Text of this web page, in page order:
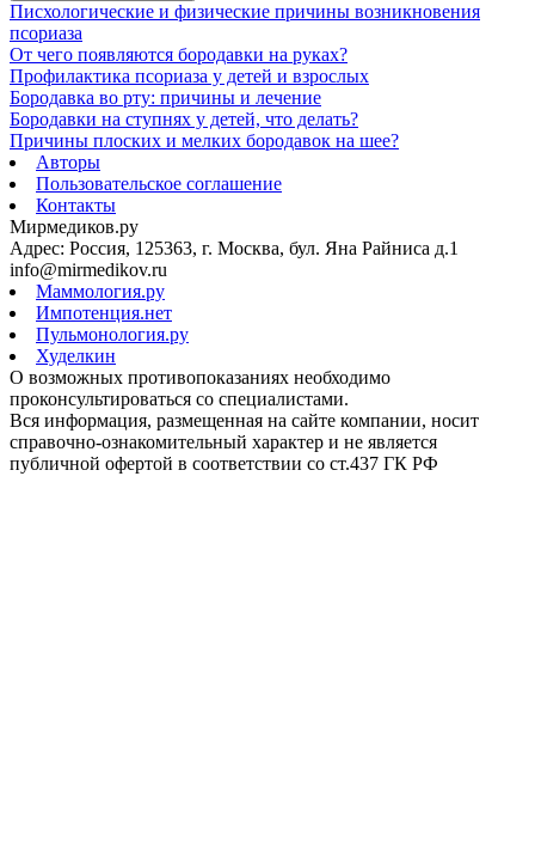
Писхологические и физические причины возникновения
псориаза
От чего появляются бородавки на руках?
Профилактика псориаза у детей и взрослых
Бородавка во рту: причины и лечение
Бородавки на ступнях у детей, что делать?
Причины плоских и мелких бородавок на шее?
Авторы
Пользовательское соглашение
Контакты
Мирмедиков.ру
Адрес: Россия, 125363, г. Москва, бул. Яна Райниса д.1
info@mirmedikov.ru
Маммология.ру
Импотенция.нет
Пульмонология.ру
Худелкин
О возможных противопоказаниях необходимо
проконсультироваться со специалистами.
Вся информация, размещенная на сайте компании, носит
справочно-ознакомительный характер и не является
публичной офертой в соответствии со ст.437 ГК РФ